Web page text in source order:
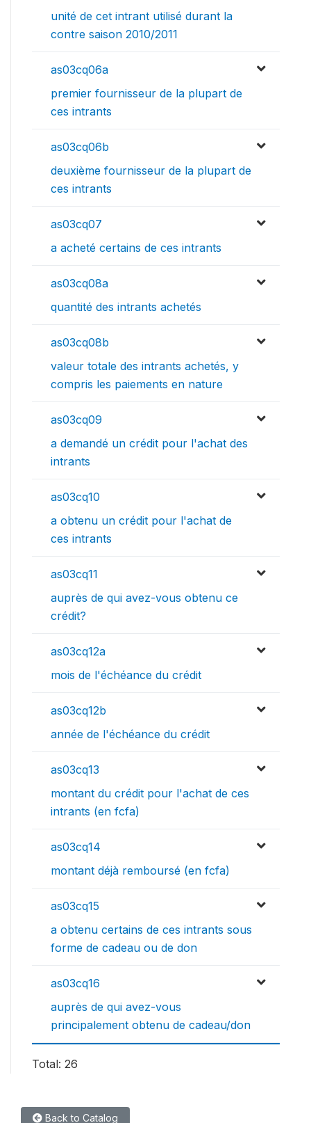
unité de cet intrant utilisé durant la
contre saison 2010/2011
as03cq06a
premier fournisseur de la plupart de
ces intrants
as03cq06b
deuxième fournisseur de la plupart de
ces intrants
as03cq07
a acheté certains de ces intrants
as03cq08a
quantité des intrants achetés
as03cq08b
valeur totale des intrants achetés, y
compris les paiements en nature
as03cq09
a demandé un crédit pour l'achat des
intrants
as03cq10
a obtenu un crédit pour l'achat de
ces intrants
as03cq11
auprès de qui avez-vous obtenu ce
crédit?
as03cq12a
mois de l'échéance du crédit
as03cq12b
année de l'échéance du crédit
as03cq13
montant du crédit pour l'achat de ces
intrants (en fcfa)
as03cq14
montant déjà remboursé (en fcfa)
as03cq15
a obtenu certains de ces intrants sous
forme de cadeau ou de don
as03cq16
auprès de qui avez-vous
principalement obtenu de cadeau/don
Total: 26
Back to Catalog